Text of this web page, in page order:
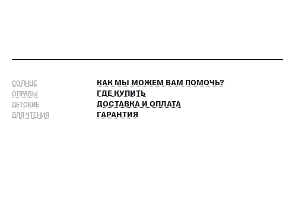
СОЛНЦЕ
ОПРАВЫ
ДЕТСКИЕ
ДЛЯ ЧТЕНИЯ
КАК МЫ МОЖЕМ ВАМ ПОМОЧЬ?
ГДЕ КУПИТЬ
ДОСТАВКА И ОПЛАТА
ГАРАНТИЯ